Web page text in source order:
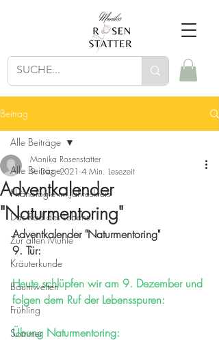
Beitrag
Alle Beiträge
Phänologie im Jahreskreis
Das Rad des Lebens
Zur alten Mühle
Kräuterkunde
Baumwelten
Frühling
Sommer
Alle Beiträge
Adventkalender
"Naturmentoring"
Monika Rosenstatter
9. Dez. 2021 4 Min. Lesezeit
Adventkalender "Naturmentoring"
9. Tür:
Heute schlüpfen wir am 9. Dezember und
folgen dem Ruf der Lebensspuren:
Übung Naturmentoring: